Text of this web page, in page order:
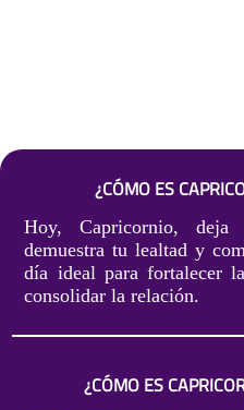
¿CÓMO ES
Hoy, Capricornio,
demuestra tu lealtad y
día ideal para fortalecer
consolidar la relación.
¿CÓMO ES